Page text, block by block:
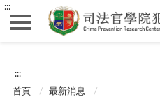
:::
:::
首頁 最新消息